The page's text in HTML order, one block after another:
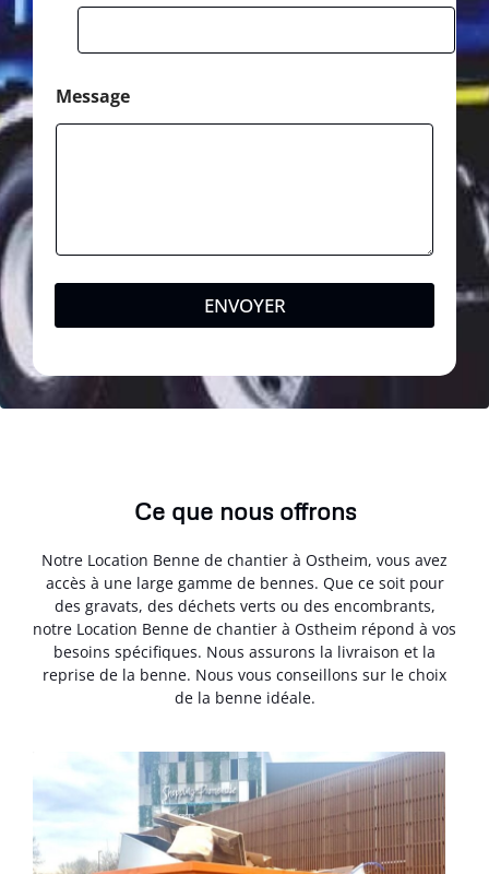
Message
ENVOYER
Ce que nous offrons
Notre Location Benne de chantier à Ostheim, vous avez
accès à une large gamme de bennes. Que ce soit pour
des gravats, des déchets verts ou des encombrants,
notre Location Benne de chantier à Ostheim répond à vos
besoins spécifiques. Nous assurons la livraison et la
reprise de la benne. Nous vous conseillons sur le choix
de la benne idéale.